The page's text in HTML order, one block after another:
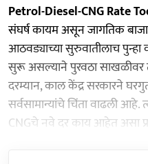
Petrol-Diesel-CNG Rate
संघर्ष कायम असून जागतिक
आठवड्याच्या सुरुवातीलाच पुन्हा
सुरू असल्याने पुरवठा साखळीवर
दरम्यान, काल केंद्र सरकारने
सर्वसामान्यांचे चिंता वाढली
CNGचे नवे दर काय आहेत असा